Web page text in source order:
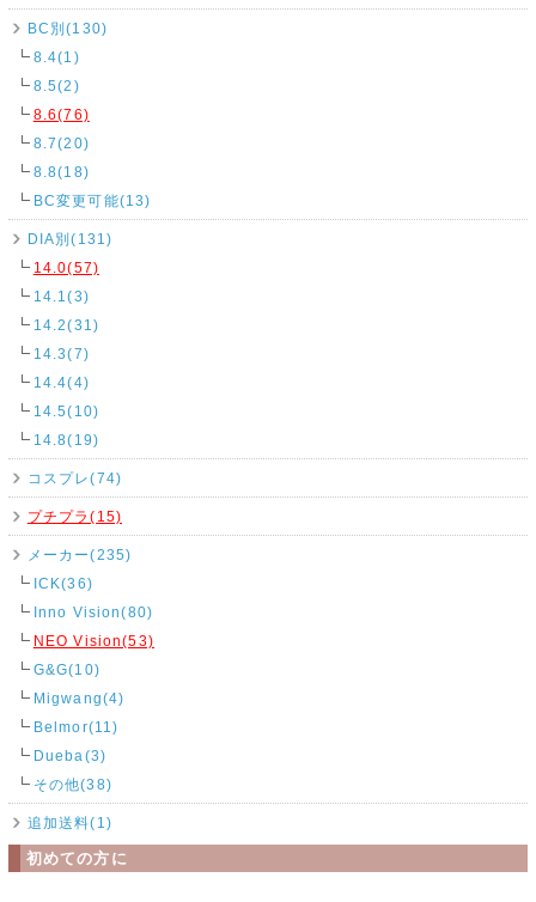
BC別(130)
8.4(1)
8.5(2)
8.6(76)
8.7(20)
8.8(18)
BC変更可能(13)
DIA別(131)
14.0(57)
14.1(3)
14.2(31)
14.3(7)
14.4(4)
14.5(10)
14.8(19)
コスプレ(74)
プチプラ(15)
メーカー(235)
ICK(36)
Inno Vision(80)
NEO Vision(53)
G&G(10)
Migwang(4)
Belmor(11)
Dueba(3)
その他(38)
追加送料(1)
初めての方に